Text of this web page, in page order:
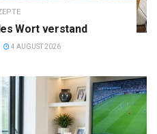
Wort verstand
4 AUGUST 2026